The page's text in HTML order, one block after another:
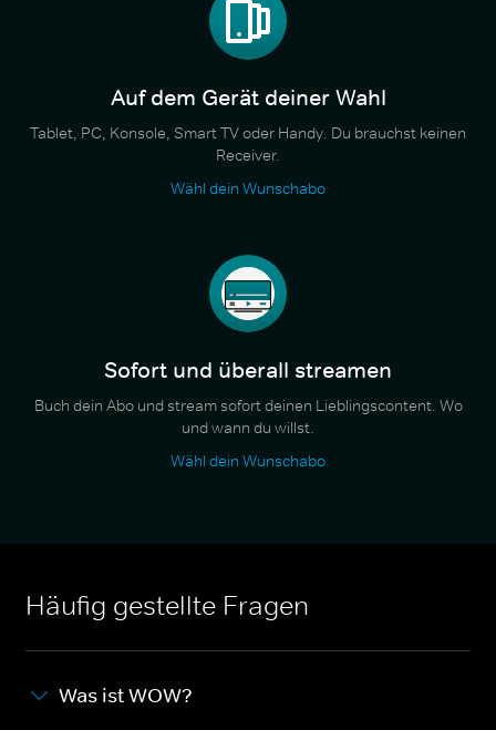
Auf dem Gerät deiner Wahl
Tablet, PC, Konsole, Smart TV oder Handy. Du brauchst keinen
Receiver.
Wähl dein Wunschabo
Sofort und überall streamen
Buch dein Abo und stream sofort deinen Lieblingscontent. Wo
und wann du willst.
Wähl dein Wunschabo
Häufig gestellte Fragen
Was ist WOW?